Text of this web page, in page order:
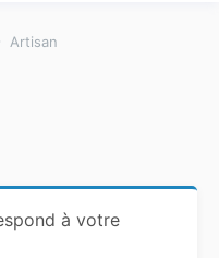
Artisan
à votre